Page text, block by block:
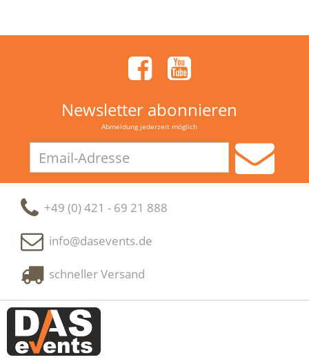
Newsletter abonnieren
Abmeldung jederzeit möglich
Adresse
+49 (0) 421 - 69 21 888
info@dasevents.de
schneller Versand